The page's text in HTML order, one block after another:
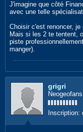
J'imagine que côté
avec une telle
Choisir c'est renoncer,
Mais si les 2 te tentent,
piste
manger).
grigri
Inscription: